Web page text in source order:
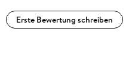
Erste Bewertung schreiben